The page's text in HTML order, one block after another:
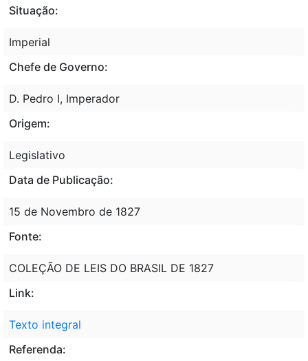
Situação:
Imperial
Chefe de Governo:
D. Pedro I, Imperador
Origem:
Legislativo
Data de Publicação:
15 de Novembro de 1827
Fonte:
COLEÇÃO DE LEIS DO BRASIL DE 1827
Link:
Texto integral
Referenda: